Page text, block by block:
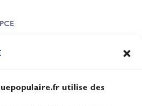
utilise des
2028